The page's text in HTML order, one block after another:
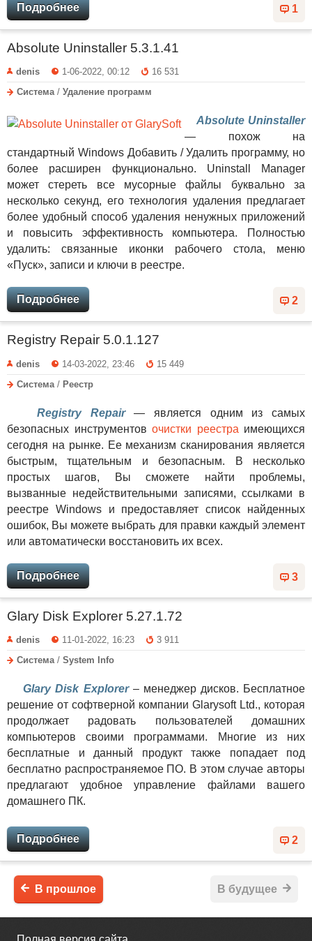
1
Подробнее
Absolute Uninstaller 5.3.1.41
denis 1-06-2022, 00:12
16 531
Система/ Удаление программ
Absolute Uninstaller
— похож на
стандартный Windows Добавить / Удалить программу, но
более расширен функционально. Uninstall Manager
может стереть все мусорные файлы буквально за
несколько секунд, его технология удаления предлагает
более удобный способ удаления ненужных приложений
и повысить эффективность компьютера. Полностью
удалить: связанные иконки рабочего стола, меню
«Пуск», записи и ключи в реестре.
2
Подробнее
Registry Repair 5.0.1.127
denis 14-03-2022, 23:46
15 449
Система / Реестр
Registry Repair— является одним из самых
безопасных инструментов очистки реестра имеющихся
сегодня на рынке. Ее механизм сканирования является
быстрым, тщательным и безопасным. В несколько
простых шагов, Вы сможете найти проблемы,
вызванные недействительными записями, ссылками в
реестре Windows и предоставляет список найденных
ошибок, Вы можете выбрать для правки каждый элемент
или автоматически восстановить их всех.
3
Подробнее
Glary Disk Explorer 5.27.1.72
denis 11-01-2022, 16:23
3 911
Система/ System Info
Glary Disk Explorer– менеджер дисков. Бесплатное
решение от софтверной компании Glarysoft Ltd., которая
продолжает радовать пользователей домашних
компьютеров своими программами. Многие из них
бесплатные и данный продукт также попадает под
бесплатно распространяемое ПО. В этом случае авторы
предлагают удобное управление файлами вашего
домашнего ПК.
2
Подробнее
В будущее
В прошлое